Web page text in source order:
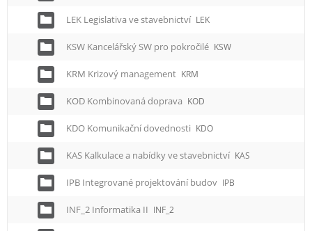
LEK Legislativa ve stavebnictví LEK
KSW Kancelářský SW pro pokročilé KSW
KRM Krizový management KRM
KOD Kombinovaná doprava KOD
KDO Komunikační dovednosti KDO
KAS Kalkulace a nabídky ve stavebnictví KAS
IPB Integrované projektování budov IPB
INF_2 Informatika II INF_2